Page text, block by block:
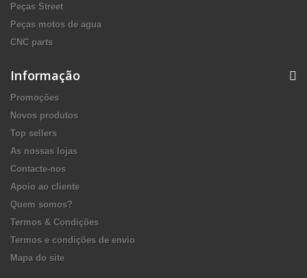
Peças Street
Peças motos de agua
CNC parts
Informação
Promoções
Novos produtos
Top sellers
As nossas lojas
Contacte-nos
Apoio ao cliente
Quem somos?
Termos & Condições
Termos e condições de envio
Mapa do site